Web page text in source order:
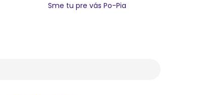
Sme tu pre vás Po-Pia